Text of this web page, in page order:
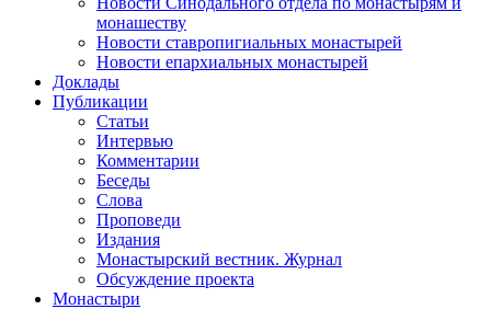
монашеству
Новости ставропигиальных монастырей
Новости епархиальных монастырей
Доклады
Публикации
Статьи
Интервью
Комментарии
Беседы
Слова
Проповеди
Издания
Монастырский вестник. Журнал
Обсуждение проекта
Монастыри